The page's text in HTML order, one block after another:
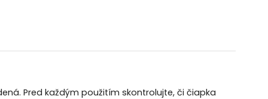
Pred každým použitím skontrolujte, či čiapka